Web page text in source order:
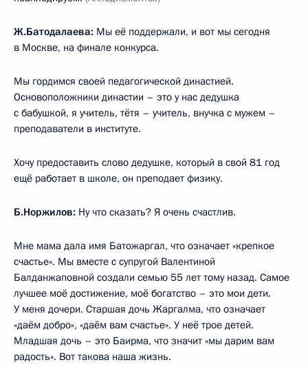
Ж.Батодалаева: Мы её поддержали, и вот мы сегодня
в Москве, на финале конкурса.
Мы гордимся своей педагогической династией.
Основоположники династии – это у нас дедушка
с бабушкой, я учитель, тётя – учитель, внучка с мужем –
преподаватели в институте.
Хочу предоставить слово дедушке, который в свой 81 год
ещё работает в школе, он преподает физику.
Б.Норжилов: Ну что сказать? Я очень счастлив.
Мне мама дала имя Батожаргал, что означает «крепкое
счастье». Мы вместе с супругой Валентиной
Балданжаповной создали семью 55 лет тому назад. Самое
лучшее моё достижение, моё богатство – это мои дети.
У меня дочери. Старшая дочь Жаргалма, что означает
«даём добро», «даём вам счастье». У неё трое детей.
Младшая дочь – это Баирма, что значит «мы дарим вам
радость». Вот такова наша жизнь.